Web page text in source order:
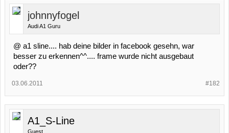
johnnyfogel
Audi A1 Guru
@ a1 sline.... hab deine bilder in facebook gesehn, war
besser zu erkennen^^.... frame wurde nicht ausgebaut
oder??
#182
03.06.2011
A1_S-Line
Guest